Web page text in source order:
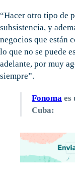
“Hacer otro tipo de
subsistencia, y
negocios que están
lo que no se puede
adelante, por muy
siempre”.
Fonoma es
Cuba: